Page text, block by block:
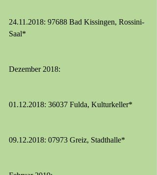
24.11.2018: 97688 Bad Kissingen, Rossini-
Saal*
Dezember 2018:
01.12.2018: 36037 Fulda, Kulturkeller*
09.12.2018: 07973 Greiz, Stadthalle*